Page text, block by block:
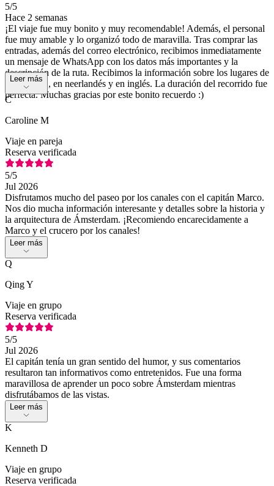
5/5
Hace 2 semanas
¡El viaje fue muy bonito y muy recomendable! Además, el personal
fue muy amable y lo organizó todo de maravilla. Tras comprar las
entradas, además del correo electrónico, recibimos inmediatamente
un mensaje de WhatsApp con los datos más importantes y la
descripción de la ruta. Recibimos la información sobre los lugares de
interés, etc., en neerlandés y en inglés. La duración del recorrido fue
perfecta. Muchas gracias por este bonito recuerdo :)
Leer más
C
Caroline M
Viaje en pareja
Reserva verificada
5/5
Jul 2026
Disfrutamos mucho del paseo por los canales con el capitán Marco.
Nos dio mucha información interesante y detalles sobre la historia y
la arquitectura de Ámsterdam. ¡Recomiendo encarecidamente a
Marco y el crucero por los canales!
Leer más
Q
Qing Y
Viaje en grupo
Reserva verificada
5/5
Jul 2026
El capitán tenía un gran sentido del humor, y sus comentarios
resultaron tan informativos como entretenidos. Fue una forma
maravillosa de aprender un poco sobre Ámsterdam mientras
disfrutábamos de las vistas.
Leer más
K
Kenneth D
Viaje en grupo
Reserva verificada